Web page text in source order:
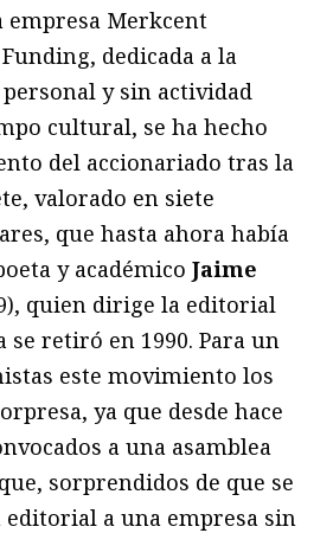
Merkcent
dedicada a la
y sin actividad
cultural, se ha hecho
del accionariado tras la
valorado en siete
que hasta ahora había
y académico Jaime
quien dirige la editorial
se retiró en 1990. Para un
este movimiento los
ya que desde hace
a una asamblea
sorprendidos de que se
editorial a una empresa sin